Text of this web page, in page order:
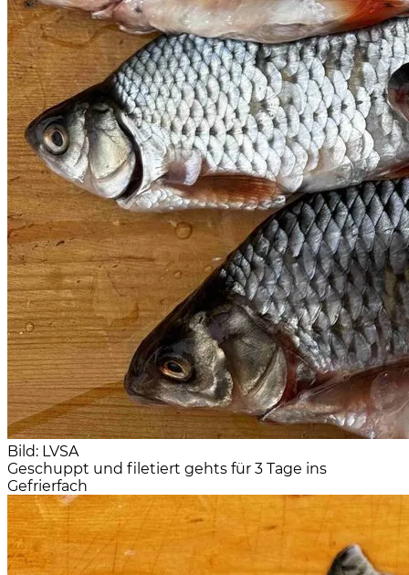
Bild: LVSA
Geschuppt und filetiert gehts für 3 Tage ins
Gefrierfach